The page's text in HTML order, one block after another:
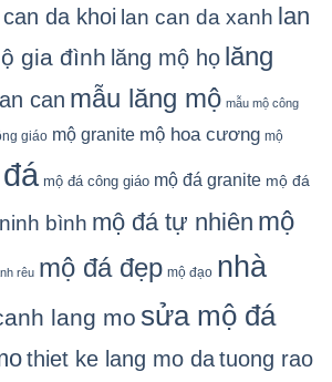
da khoi lan can da xanh lan
gia đình lăng mộ họ lăng
can mẫu lăng mộ mẫu mộ công
giáo mộ granite mộ hoa cương mộ
mộ đá công giáo mộ đá granite mộ đá
bình mộ đá tự nhiên mộ
rêu mộ đá đẹp mộ đạo nhà
lang mo sửa mộ đá
thiet ke lang mo datuong rao